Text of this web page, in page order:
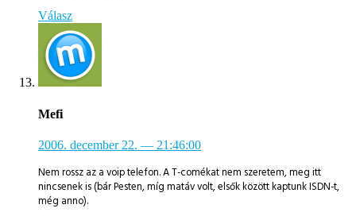
Válasz
Mefi
2006. december 22. — 21:46:00
Nem rossz az a voip telefon. A T-comékat nem szeretem, meg itt
nincsenek is (bár Pesten, míg matáv volt, elsők között kaptunk ISDN-t,
még anno).